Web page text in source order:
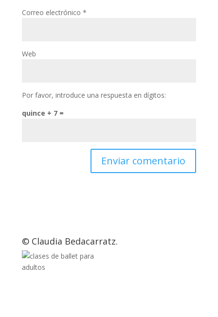
Correo electrónico *
Web
Por favor, introduce una respuesta en dígitos:
quince + 7 =
© Claudia Bedacarratz.